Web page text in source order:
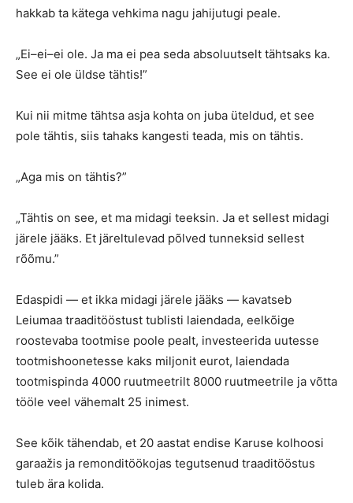
hakkab ta kätega vehkima nagu jahijutugi peale.
„Ei–ei–ei ole. Ja ma ei pea seda absoluutselt tähtsaks ka.
See ei ole üldse tähtis!”
Kui nii mitme tähtsa asja kohta on juba üteldud, et see
pole tähtis, siis tahaks kangesti teada, mis on tähtis.
„Aga mis on tähtis?”
„Tähtis on see, et ma midagi teeksin. Ja et sellest midagi
järele jääks. Et järeltulevad põlved tunneksid sellest
rõõmu.”
Edaspidi — et ikka midagi järele jääks — kavatseb
Leiumaa traaditööstust tublisti laiendada, eelkõige
roostevaba tootmise poole pealt, investeerida uutesse
tootmishoonetesse kaks miljonit eurot, laiendada
tootmispinda 4000 ruutmeetrilt 8000 ruutmeetrile ja võtta
tööle veel vähemalt 25 inimest.
See kõik tähendab, et 20 aastat endise Karuse kolhoosi
garaažis ja remonditöökojas tegutsenud traaditööstus
tuleb ära kolida.